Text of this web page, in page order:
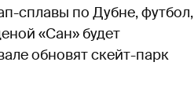
сплавы по Дубне, футбол,
«Сан» будет
обновят скейт-парк